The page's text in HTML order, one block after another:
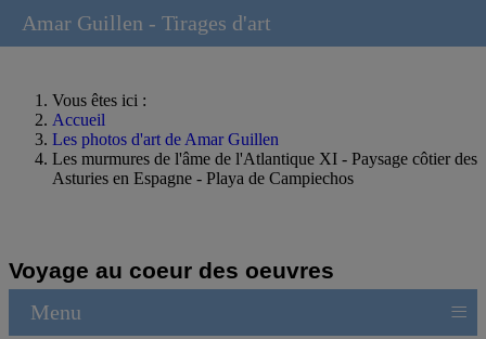
Vous êtes ici :
Accueil
Les photos d'art de Amar Guillen
Les murmures de l'âme de l'Atlantique XI - Paysage côtier des
Asturies en Espagne - Playa de Campiechos
Voyage au coeur des oeuvres
Menu ≡
Amar Guillen - Tirages d'art